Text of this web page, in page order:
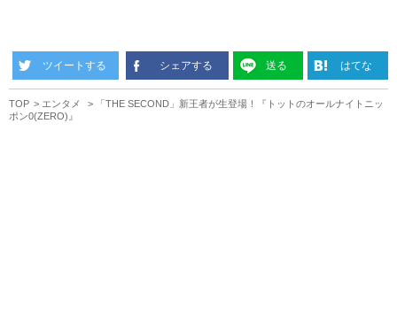
ツイートする シェアする 送る はてな
TOP エンタメ
「THE SECOND」新王者が生登場！『トットのオールナイトニッ
ポン0(ZERO)』